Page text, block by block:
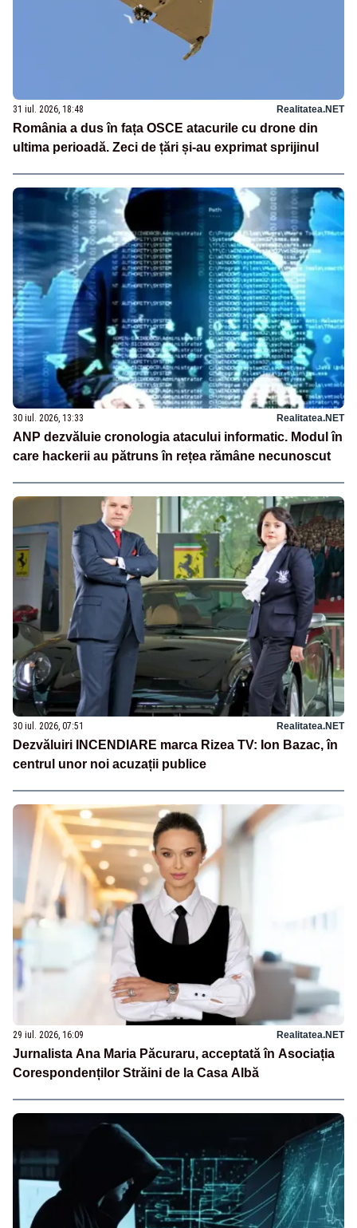
31 iul. 2026, 18:48 Realitatea.NET
România a dus în fața OSCE atacurile cu drone din
ultima perioadă. Zeci de țări și-au exprimat sprijinul
30 iul. 2026, 13:33 Realitatea.NET
ANP dezvăluie cronologia atacului informatic. Modul în
care hackerii au pătruns în rețea rămâne necunoscut
30 iul. 2026, 07:51 Realitatea.NET
Dezvăluiri INCENDIARE marca Rizea TV: Ion Bazac, în
centrul unor noi acuzații publice
29 iul. 2026, 16:09 Realitatea.NET
Jurnalista Ana Maria Păcuraru, acceptată în Asociația
Corespondenților Străini de la Casa Albă